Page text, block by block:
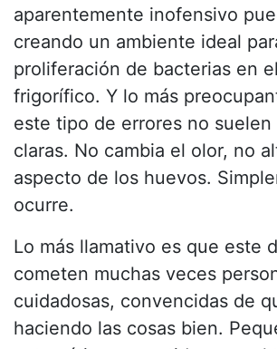
aparentemente inofensivo
creando un ambiente ideal
proliferación de bacterias en
frigorífico. Y lo más
este tipo de errores no suelen
claras. No cambia el olor, no
aspecto de los huevos.
ocurre.
Lo más llamativo es que este
cometen muchas veces
cuidadosas, convencidas de
haciendo las cosas bien.